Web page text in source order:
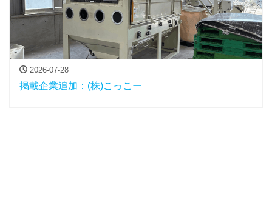
2026-07-28
掲載企業追加：(株)こっこー